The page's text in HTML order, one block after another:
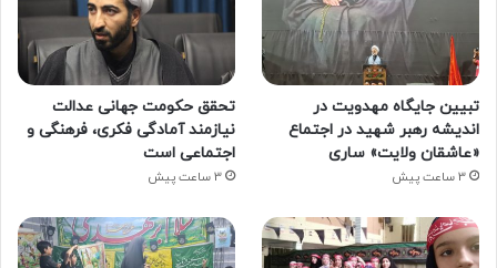
تبیین جایگاه مهدویت در
اندیشه رهبر شهید در اجتماع
«عاشقان ولایت» ساری
3 ساعت پیش
تحقق حکومت جهانی عدالت
نیازمند آمادگی فکری، فرهنگی و
اجتماعی است
3 ساعت پیش